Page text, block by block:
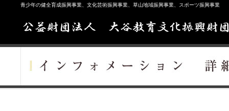
青少年の健全育成振興事業、文化芸術振興事業、草山地域振興事業、スポーツ振興事業